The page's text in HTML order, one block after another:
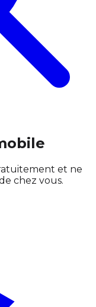
et ne
chez vous.